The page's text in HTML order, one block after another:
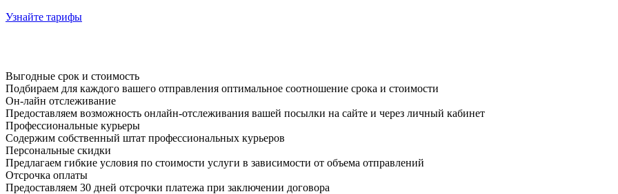
Узнайте тарифы
Выгодные срок и стоимость
Подбираем для каждого вашего отправления оптимальное соотношение срока и стоимости
Он-лайн отслеживание
Предоставляем возможность онлайн-отслеживания вашей посылки на сайте и через личный кабинет
Профессиональные курьеры
Содержим собственный штат профессиональных курьеров
Персональные скидки
Предлагаем гибкие условия по стоимости услуги в зависимости от объема отправлений
Отсрочка оплаты
Предоставляем 30 дней отсрочки платежа при заключении договора